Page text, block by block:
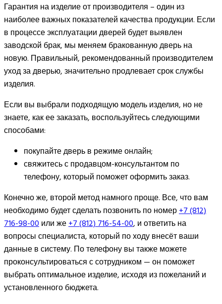
Гарантия на изделие от производителя – один из
наиболее важных показателей качества продукции. Если
в процессе эксплуатации дверей будет выявлен
заводской брак, мы меняем бракованную дверь на
новую. Правильный, рекомендованный производителем
уход за дверью, значительно продлевает срок службы
изделия.
Если вы выбрали подходящую модель изделия, но не
знаете, как ее заказать, воспользуйтесь следующими
способами:
покупайте дверь в режиме онлайн;
свяжитесь с продавцом-консультантом по
телефону, который поможет оформить заказ.
Конечно же, второй метод намного проще. Все, что вам
необходимо будет сделать позвонить по номер+7 (812)
716-98-00или же+7 (812) 716-54-00, и ответить на
вопросы специалиста, который по ходу внесёт ваши
данные в систему. По телефону вы также можете
проконсультироваться с сотрудником — он поможет
выбрать оптимальное изделие, исходя из пожеланий и
установленного бюджета.